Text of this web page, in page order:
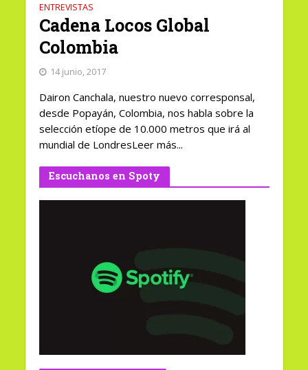
ENTREVISTAS
Cadena Locos Global
Colombia
14 junio, 2017
Dairon Canchala, nuestro nuevo corresponsal,
desde Popayán, Colombia, nos habla sobre la
selección etíope de 10.000 metros que irá al
mundial de LondresLeer más...
Escuchanos en Spoty